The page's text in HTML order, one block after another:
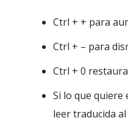
Ctrl + + para
Ctrl + – para
Ctrl + 0
Si lo que quiere
leer traducida